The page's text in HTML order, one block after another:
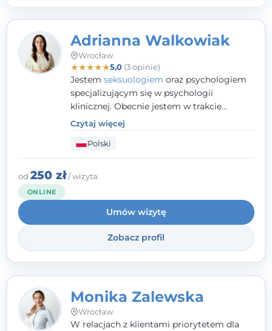
Adrianna Walkowiak
Wrocław
★★★★★5,0(3 opinie)
Jestem seksuologiem oraz psychologiem
specjalizującym się w psychologii
klinicznej. Obecnie jestem w trakcie
szkolenia na psychoterapeutę
systemowego. Posiadam status członka
nadzwyczajnego Wielkopolskiego
TowarzystwaTerapii Systemowejoraz
należę do Polskiego Towarzystwa
pierwszym miejscu stawiam budowanie
atmosfery bezpieczeństwa i zrozumienia w
relacjach z Klientami. Istotna dla nie jest
również koncentracja na dostępnych
zasobach.
Czytaj więcej
Polski
od 250 zł/ wizyta
ONLINE
Umów wizytę
Zobacz profil
Monika Zalewska
Wrocław
W relacjach z klientami priorytetem dla